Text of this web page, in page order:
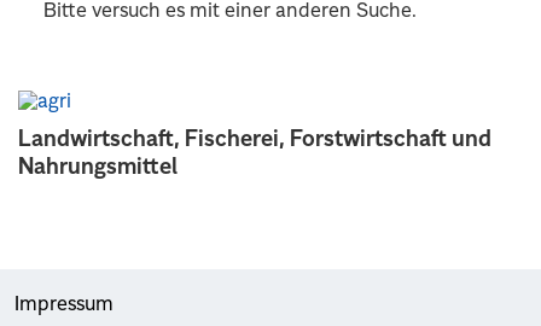
Landwirtschaft, Fischerei, Forstwirtschaft und
Nahrungsmittel
Bitte versuch es mit einer anderen Suche.
Impressum